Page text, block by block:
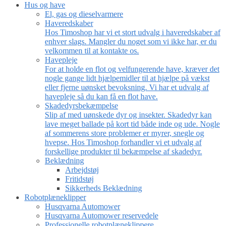
Hus og have
El, gas og dieselvarmere
Haveredskaber
Hos Timoshop har vi et stort udvalg i haveredskaber af
enhver slags. Mangler du noget som vi ikke har, er du
velkommen til at kontakte os.
Havepleje
For at holde en flot og velfungerende have, kræver det
nogle gange lidt hjælpemidler til at hjælpe på vækst
eller fjerne uønsket bevoksning. Vi har et udvalg af
havepleje så du kan få en flot have.
Skadedyrsbekæmpelse
Slip af med uønskede dyr og insekter. Skadedyr kan
lave meget ballade på kort tid både inde og ude. Nogle
af sommerens store problemer er myrer, snegle og
hvepse. Hos Timoshop forhandler vi et udvalg af
forskellige produkter til bekæmpelse af skadedyr.
Beklædning
Arbejdstøj
Fritidstøj
Sikkerheds Beklædning
Robotplæneklipper
Husqvarna Automower
Husqvarna Automower reservedele